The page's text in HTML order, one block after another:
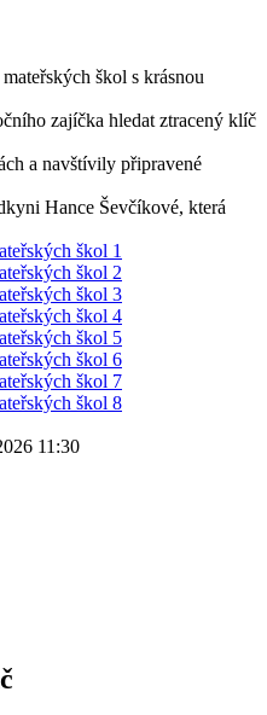
škol s krásnou
zajíčka hledat ztracený klíč
a navštívily připravené
Hance Ševčíkové, která
11:30